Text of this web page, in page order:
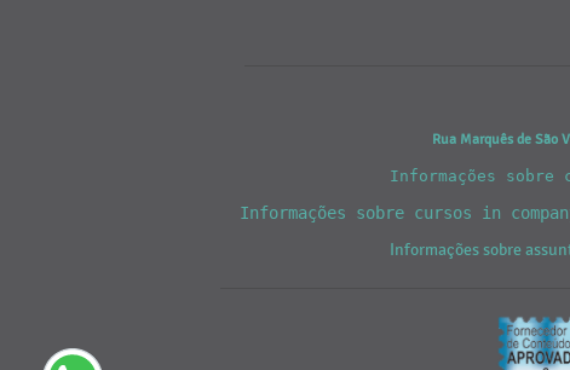
Rua Marquês de São
Informações sobre
Informações sobre cursos in
Informações sobre